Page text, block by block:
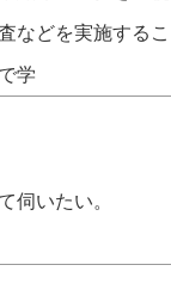
などを実施するこ
学
伺いたい。